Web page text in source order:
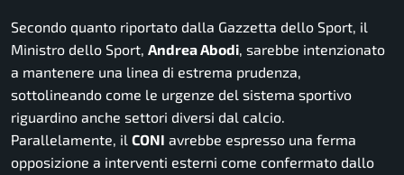
Secondo quanto riportato dalla Gazzetta dello Sport, il
Ministro dello Sport, Andrea Abodi, sarebbe intenzionato
a mantenere una linea di estrema prudenza,
sottolineando come le urgenze del sistema sportivo
riguardino anche settori diversi dal calcio.
Parallelamente, il CONI avrebbe espresso una ferma
opposizione a interventi esterni come confermato dallo